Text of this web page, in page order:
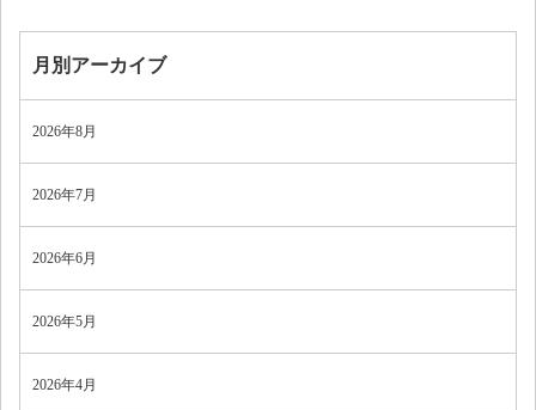
月別アーカイブ
2026年8月
2026年7月
2026年6月
2026年5月
2026年4月